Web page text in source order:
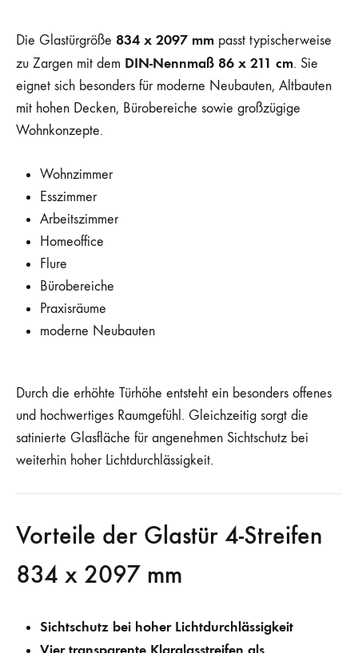
Die Glastürgröße 834 x 2097 mm passt typischerweise
zu Zargen mit dem DIN-Nennmaß 86 x 211 cm. Sie
eignet sich besonders für moderne Neubauten, Altbauten
mit hohen Decken, Bürobereiche sowie großzügige
Wohnkonzepte.
Wohnzimmer
Esszimmer
Arbeitszimmer
Homeoffice
Flure
Bürobereiche
Praxisräume
moderne Neubauten
Durch die erhöhte Türhöhe entsteht ein besonders offenes
und hochwertiges Raumgefühl. Gleichzeitig sorgt die
satinierte Glasfläche für angenehmen Sichtschutz bei
weiterhin hoher Lichtdurchlässigkeit.
Vorteile der Glastür 4-Streifen
834 x 2097 mm
Sichtschutz bei hoher Lichtdurchlässigkeit